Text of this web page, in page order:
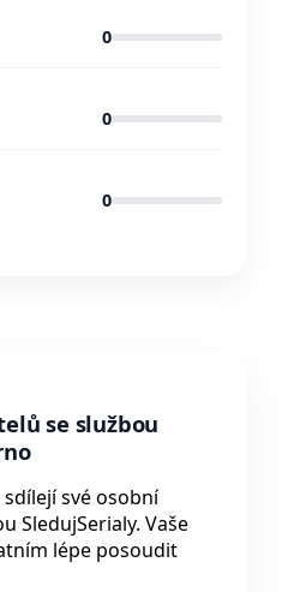
0
0
0
se službou
své osobní
SledujSerialy. Vaše
lépe posoudit